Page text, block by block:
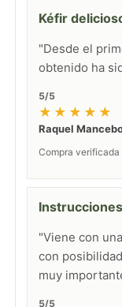
Kéfir
"Desde el
obtenido ha
5/5
★★★★★
Raquel
Compra verificada
"Viene con
con
muy
5/5